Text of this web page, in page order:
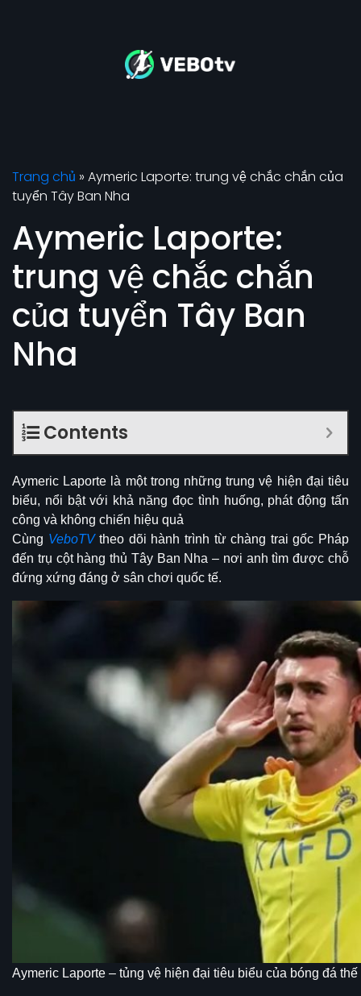
Trang chủ » Aymeric Laporte: trung vệ chắc chắn của
tuyển Tây Ban Nha
Aymeric Laporte:
trung vệ chắc chắn
của tuyển Tây Ban
Nha
Contents
Aymeric Laporte là một trong những trung vệ hiện đại tiêu
biểu, nổi bật với khả năng đọc tình huống, phát động tấn
công và không chiến hiệu quả
Cùng VeboTVtheo dõi hành trình từ chàng trai gốc Pháp
đến trụ cột hàng thủ Tây Ban Nha – nơi anh tìm được chỗ
đứng xứng đáng ở sân chơi quốc tế.
Aymeric Laporte – tủng vệ hiện đại tiêu biểu của bóng đá